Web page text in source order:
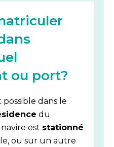
ou port?
possible dans le
du
est stationné
ou sur un autre